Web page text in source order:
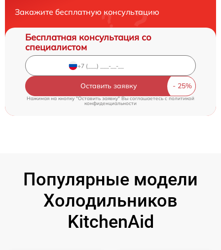
Закажите бесплатную консультацию
Бесплатная консультация со
специалистом
Оставить заявку
Нажимая на кнопку "Оставить заявку" Вы соглашаетесь cполитикой
конфиденциальности
Популярные модели
Холодильников
KitchenAid